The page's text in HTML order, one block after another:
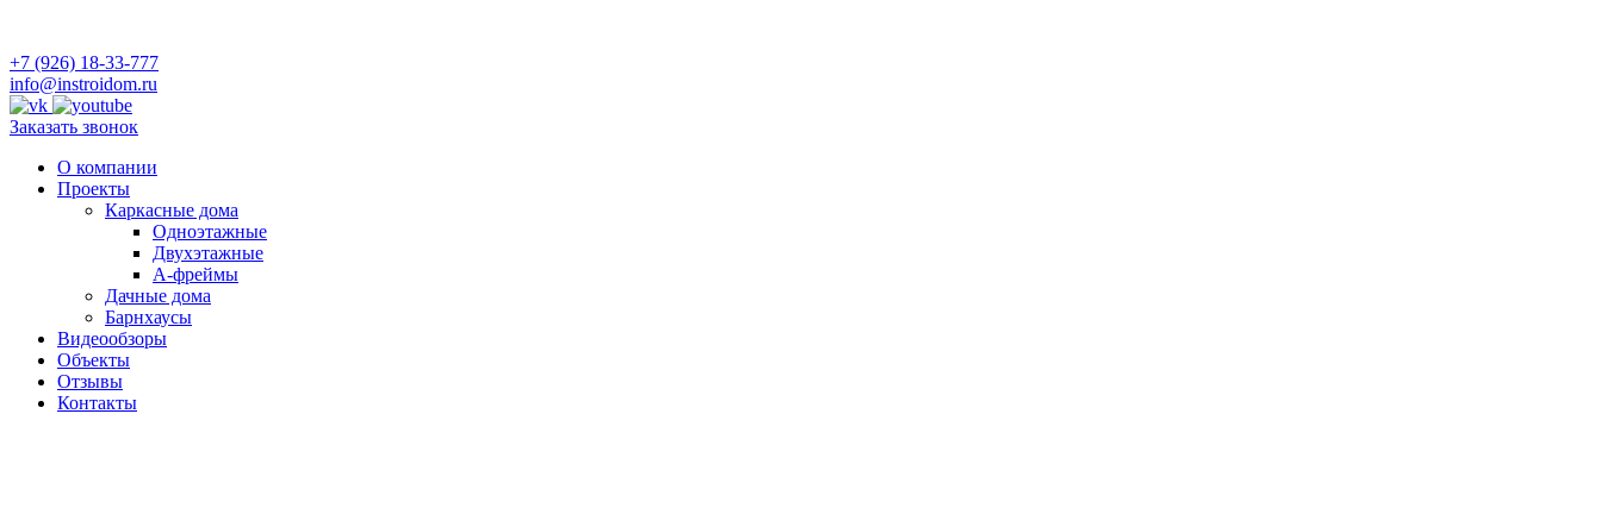
+7 (926) 18-33-777
info@instroidom.ru
Заказать звонок
О компании
Проекты
Каркасные дома
Одноэтажные
Двухэтажные
А-фреймы
Дачные дома
Барнхаусы
Видеообзоры
Объекты
Отзывы
Контакты